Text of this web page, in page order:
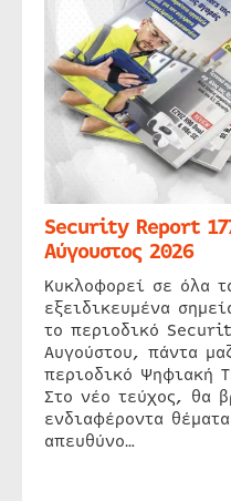
Security Report
Αύγουστος 2026
Κυκλοφορεί σε όλα
εξειδικευμένα
το περιοδικό
Αυγούστου, πάντα
περιοδικό Ψηφιακή
Στο νέο τεύχος, θα
ενδιαφέροντα
απευθύνο…